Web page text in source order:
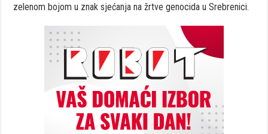
zelenom bojom u znak sjećanja na žrtve genocida u Srebrenici.